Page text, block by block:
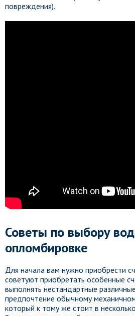
повреждения).
Советы по выбору
опломбировке
Для начала вам нужно приобрести
советуют приобретать особенные
выполнять нестандартные
предпочтение обычному
который к тому же стоит в